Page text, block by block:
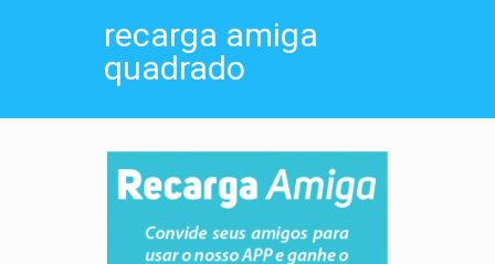
recarga amiga
quadrado